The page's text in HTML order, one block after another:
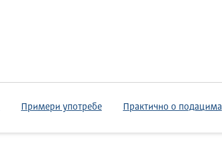
Примери употребе Практично о подацима